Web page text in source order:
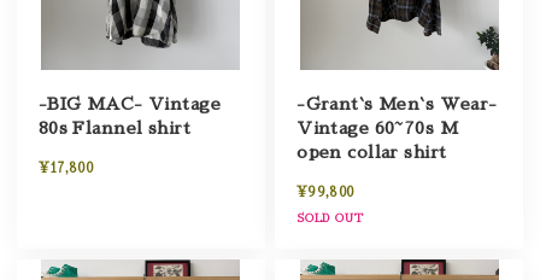
-BIG MAC- Vintage
80s Flannel shirt
¥17,800
-Grant`s Men`s Wear-
Vintage 60~70s M
open collar shirt
¥99,800
SOLD OUT